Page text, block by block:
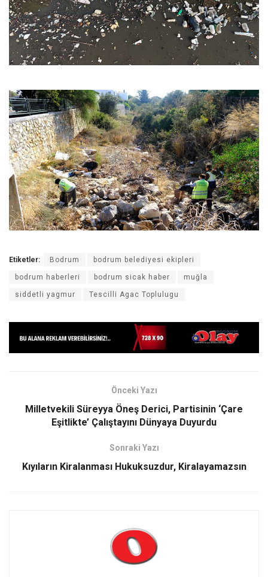
Etiketler: Bodrum bodrum belediyesi ekipleri
bodrum haberleri bodrum sicak haber muğla
siddetli yagmur Tescilli Agac Toplulugu
Önceki Yazı
Milletvekili Süreyya Öneş Derici, Partisinin ‘Çare
Eşitlikte’ Çalıştayını Dünyaya Duyurdu
Sonraki Yazı
Kıyıların Kiralanması Hukuksuzdur, Kiralayamazsın